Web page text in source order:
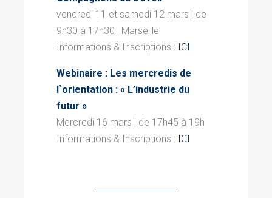
vendredi 11 et samedi 12 mars | de
9h30 à 17h30 | Marseille
Informations & Inscriptions : ICI
Webinaire : Les mercredis de
l`orientation : « L’industrie du
futur »
Mercredi 16 mars | de 17h45 à 19h
Informations & Inscriptions : ICI